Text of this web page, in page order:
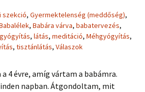
szekció, Gyermektelenség (meddőség),
, Babára várva, babatervezés,
gyógyítás, látás, meditáció, Méhgyógyítás,
, tisztánlátás, Válaszok
4 évre, amíg vártam a babámra.
napban. Átgondoltam, mit